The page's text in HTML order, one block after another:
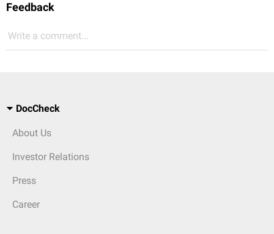
Feedback
Write a comment...
DocCheck
About Us
Investor Relations
Press
Career